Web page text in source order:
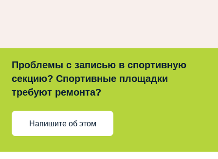
Проблемы с записью в спортивную
секцию? Спортивные площадки
требуют ремонта?
Напишите об этом